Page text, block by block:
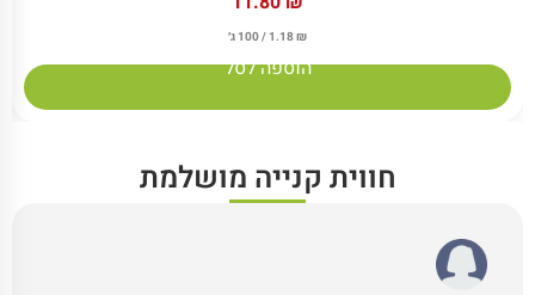
1.18₪ / 100 ג׳
הוספה לסל
חווית קנייה מושלמת